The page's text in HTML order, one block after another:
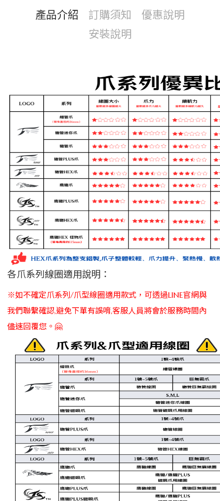
產品介紹 訂購須知
優惠說明
安裝說明
各爪系列線圈適用說明：
※如不確定爪系列/爪型線圈適用款式，可透過LINE官網與
我們聯繫確認,避免下單有誤唷,客服人員將會於服務時間內
儘速回覆您。🤗